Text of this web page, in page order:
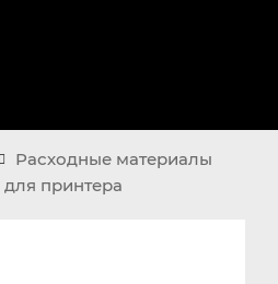
Расходные материалы
принтера